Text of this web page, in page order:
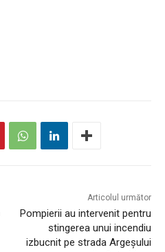
Articolul următor
Pompierii au intervenit pentru
stingerea unui incendiu
izbucnit pe strada Argeșului